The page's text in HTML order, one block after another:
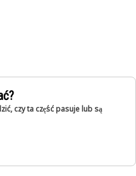
czy ta część pasuje lub są